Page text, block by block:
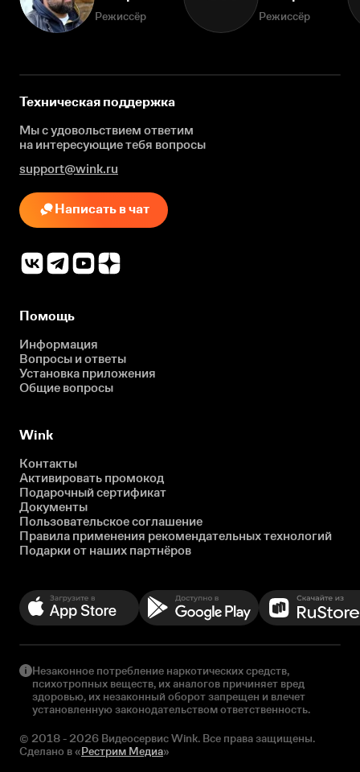
Режиссёр Режиссёр
Техническая поддержка
Мы с удовольствием ответим
на интересующиетебя вопросы
support@wink.ru
Написать в чат
Помощь
Информация
Вопросы и ответы
Установка приложения
Общие вопросы
Wink
Контакты
Активировать промокод
Подарочный сертификат
Документы
Пользовательское соглашение
Правила применения рекомендательных технологий
Подарки от наших партнёров
Незаконное потребление наркотических средств,
психотропных веществ, их аналогов причиняет вред
здоровью, их незаконный оборот запрещен и влечет
установленную законодательством ответственность.
© 2018 - 2026 Видеосервис Wink. Все права защищены.
Сделано в «Рестрим Медиа»